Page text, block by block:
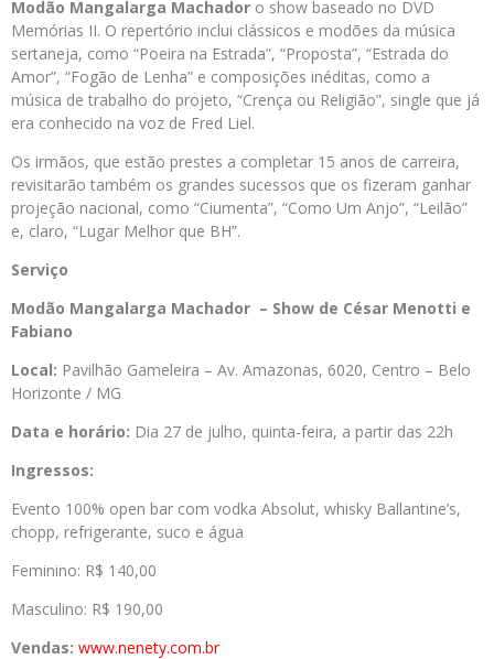
Modão Mangalarga Machador o show baseado no DVD
Memórias II. O repertório inclui clássicos e modões da música
sertaneja, como “Poeira na Estrada”, “Proposta”, “Estrada do
Amor”, “Fogão de Lenha” e composições inéditas, como a
música de trabalho do projeto, “Crença ou Religião”, single que já
era conhecido na voz de Fred Liel.
Os irmãos, que estão prestes a completar 15 anos de carreira,
revisitarão também os grandes sucessos que os fizeram ganhar
projeção nacional, como “Ciumenta”, “Como Um Anjo”, “Leilão”
e, claro, “Lugar Melhor que BH”.
Serviço
Modão Mangalarga Machador – Show de César Menotti e
Fabiano
Local: Pavilhão Gameleira – Av. Amazonas, 6020, Centro – Belo
Horizonte / MG
Data e horário: Dia 27 de julho, quinta-feira, a partir das 22h
Ingressos:
Evento 100% open bar com vodka Absolut, whisky Ballantine’s,
chopp, refrigerante, suco e água
Feminino: R$ 140,00
Masculino: R$ 190,00
Vendas: www.nenety.com.br